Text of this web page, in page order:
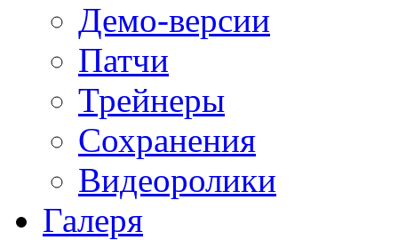
Демо-версии
Патчи
Трейнеры
Сохранения
Видеоролики
Галеря